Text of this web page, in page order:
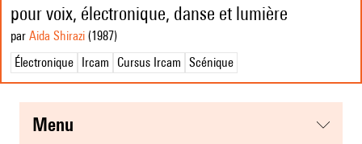
pour voix, électronique, danse et lumière
par Aida Shirazi (1987)
Électronique
Ircam Cursus Ircam Scénique
menu